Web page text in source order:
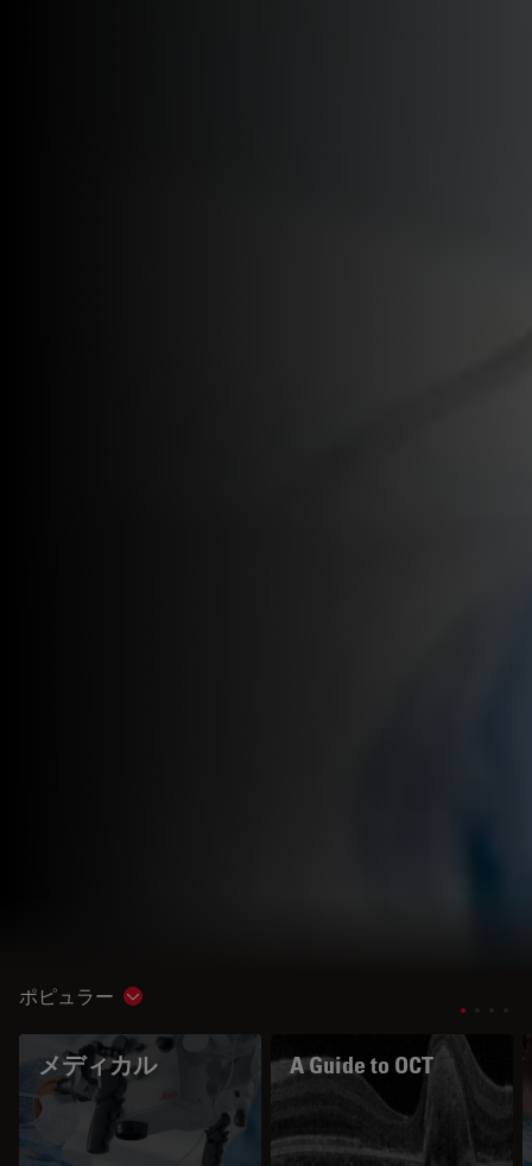
ポピュラー Show subnavigation
メディカル A Guide to OCT